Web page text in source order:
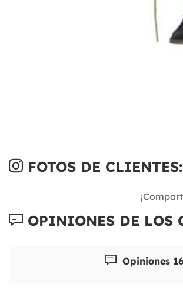
FOTOS DE CLIENTES:
OPINIONES DE LOS
Opiniones 16